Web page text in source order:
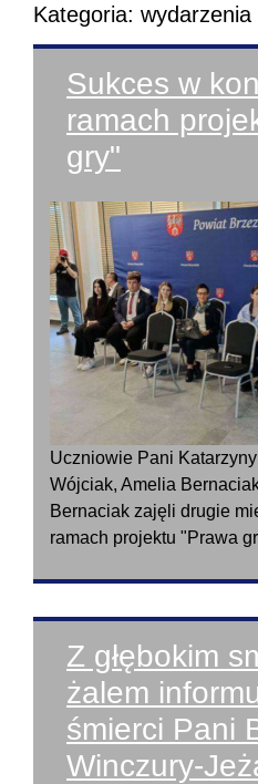
Kategoria: wydarzenia
Sukces w
ramach
gry"
Uczniowie Pani
Wójciak, Amelia
Bernaciak zajęli drugie
ramach projektu "Prawa
Z głębokim
żalem
śmierci Pani
Winczury-